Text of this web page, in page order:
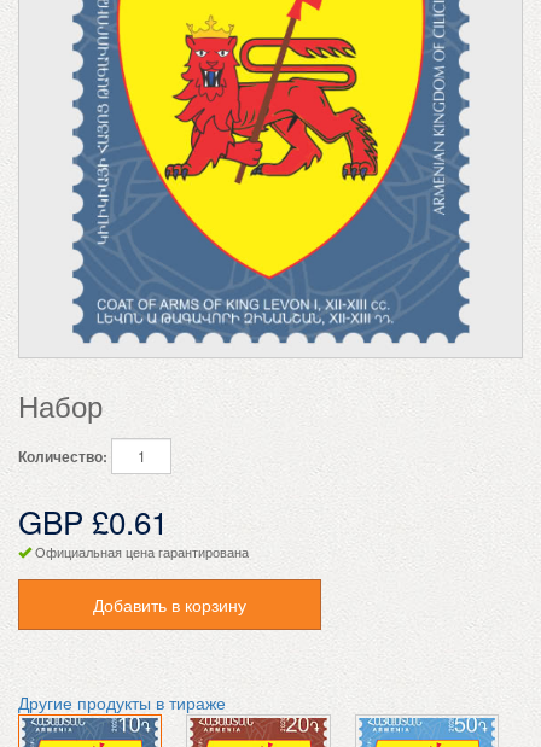
Набор
Количество:
GBP £0.61
Официальная цена гарантирована
Добавить в корзину
Другие продукты в тираже